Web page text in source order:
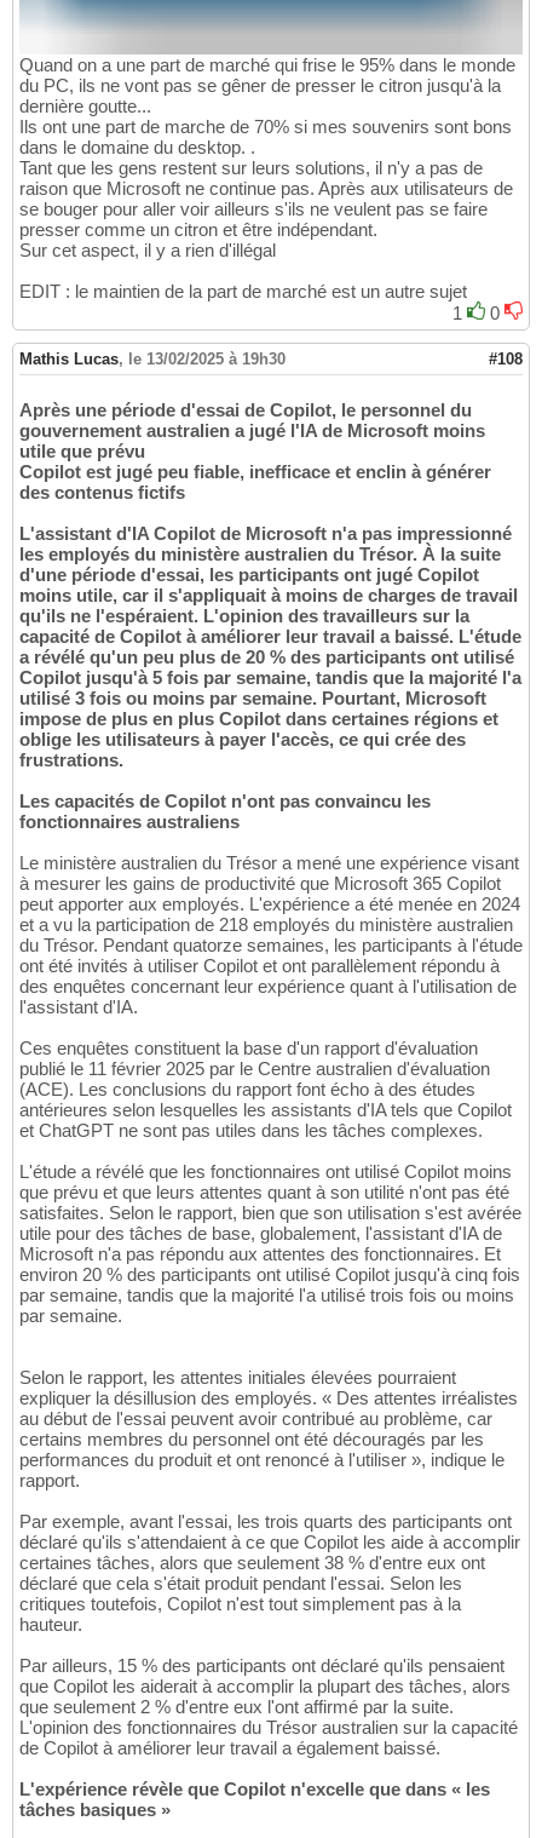
Quand on a une part de marché qui frise le 95% dans le monde
du PC, ils ne vont pas se gêner de presser le citron jusqu'à la
dernière goutte...
Ils ont une part de marche de 70% si mes souvenirs sont bons
dans le domaine du desktop. .
Tant que les gens restent sur leurs solutions, il n'y a pas de
raison que Microsoft ne continue pas. Après aux utilisateurs de
se bouger pour aller voir ailleurs s'ils ne veulent pas se faire
presser comme un citron et être indépendant.
Sur cet aspect, il y a rien d'illégal
EDIT : le maintien de la part de marché est un autre sujet
1
0
Mathis Lucas, le 13/02/2025 à 19h30 #108
Après une période d'essai de Copilot, le personnel du
gouvernement australien a jugé l'IA de Microsoft moins
utile que prévu
Copilot est jugé peu fiable, inefficace et enclin à générer
des contenus fictifs
L'assistant d'IA Copilot de Microsoft n'a pas impressionné
les employés du ministère australien du Trésor. À la suite
d'une période d'essai, les participants ont jugé Copilot
moins utile, car il s'appliquait à moins de charges de travail
qu'ils ne l'espéraient. L'opinion des travailleurs sur la
capacité de Copilot à améliorer leur travail a baissé. L'étude
a révélé qu'un peu plus de 20 % des participants ont utilisé
Copilot jusqu'à 5 fois par semaine, tandis que la majorité l'a
utilisé 3 fois ou moins par semaine. Pourtant, Microsoft
impose de plus en plus Copilot dans certaines régions et
oblige les utilisateurs à payer l'accès, ce qui crée des
frustrations.
Les capacités de Copilot n'ont pas convaincu les
fonctionnaires australiens
Le ministère australien du Trésor a mené une expérience visant
à mesurer les gains de productivité que Microsoft 365 Copilot
peut apporter aux employés. L'expérience a été menée en 2024
et a vu la participation de 218 employés du ministère australien
du Trésor. Pendant quatorze semaines, les participants à l'étude
ont été invités à utiliser Copilot et ont parallèlement répondu à
des enquêtes concernant leur expérience quant à l'utilisation de
l'assistant d'IA.
Ces enquêtes constituent la base d'un rapport d'évaluation
publié le 11 février 2025 par le Centre australien d'évaluation
(ACE). Les conclusions du rapport font écho à des études
antérieures selon lesquelles les assistants d'IA tels que Copilot
et ChatGPT ne sont pas utiles dans les tâches complexes.
L'étude a révélé que les fonctionnaires ont utilisé Copilot moins
que prévu et que leurs attentes quant à son utilité n'ont pas été
satisfaites. Selon le rapport, bien que son utilisation s'est avérée
utile pour des tâches de base, globalement, l'assistant d'IA de
Microsoft n'a pas répondu aux attentes des fonctionnaires. Et
environ 20 % des participants ont utilisé Copilot jusqu'à cinq fois
par semaine, tandis que la majorité l'a utilisé trois fois ou moins
par semaine.
Selon le rapport, les attentes initiales élevées pourraient
expliquer la désillusion des employés. « Des attentes irréalistes
au début de l'essai peuvent avoir contribué au problème, car
certains membres du personnel ont été découragés par les
performances du produit et ont renoncé à l'utiliser », indique le
rapport.
Par exemple, avant l'essai, les trois quarts des participants ont
déclaré qu'ils s'attendaient à ce que Copilot les aide à accomplir
certaines tâches, alors que seulement 38 % d'entre eux ont
déclaré que cela s'était produit pendant l'essai. Selon les
critiques toutefois, Copilot n'est tout simplement pas à la
hauteur.
Par ailleurs, 15 % des participants ont déclaré qu'ils pensaient
que Copilot les aiderait à accomplir la plupart des tâches, alors
que seulement 2 % d'entre eux l'ont affirmé par la suite.
L'opinion des fonctionnaires du Trésor australien sur la capacité
de Copilot à améliorer leur travail a également baissé.
L'expérience révèle que Copilot n'excelle que dans « les
tâches basiques »